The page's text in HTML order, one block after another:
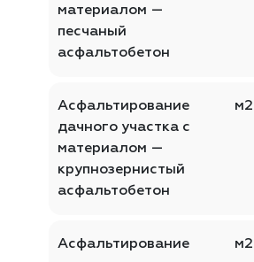
материалом —
песчаный
асфальтобетон
Асфальтирование
дачного участка с
материалом —
крупнозернистый
асфальтобетон
м2
Асфальтирование
м2